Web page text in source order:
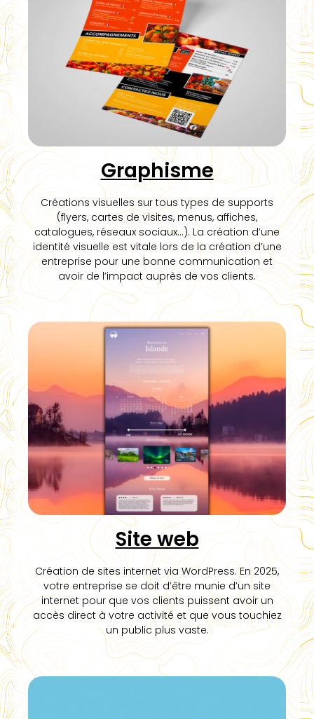
Graphisme
Créations visuelles sur tous types de supports
(flyers, cartes de visites, menus, affiches,
catalogues, réseaux sociaux…). La création d’une
identité visuelle est vitale lors de la création d’une
entreprise pour une bonne communication et
avoir de l’impact auprès de vos clients.
Site web
Création de sites internet via WordPress. En 2025,
votre entreprise se doit d’être munie d’un site
internet pour que vos clients puissent avoir un
accès direct à votre activité et que vous touchiez
un public plus vaste.